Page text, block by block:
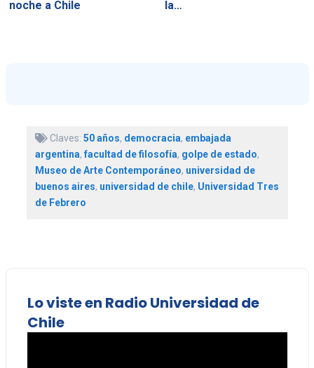
noche a Chile
la…
Claves: 50 años, democracia, embajada
argentina,facultad de filosofía, golpe de estado,
Museo de Arte Contemporáneo, universidad de
buenos aires, universidad de chile, Universidad Tres
de Febrero
Lo viste en Radio Universidad de
Chile